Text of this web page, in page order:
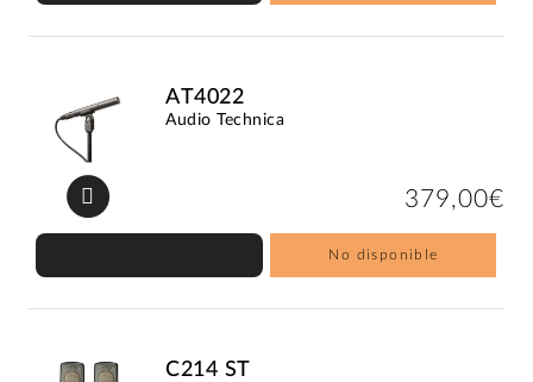
AT4022
Audio Technica
379,00€
No disponible
C214 ST